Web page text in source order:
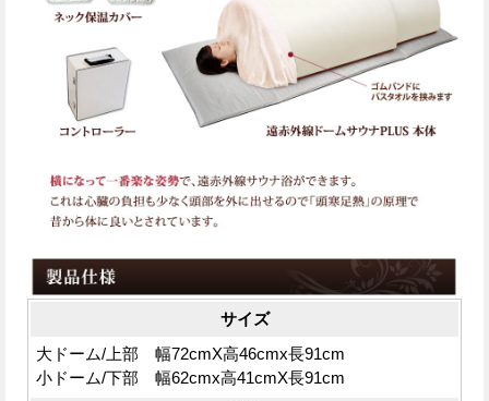
サイズ
大ドーム/上部 幅72cmX高46cmx長91cm
小ドーム/下部 幅62cmx高41cmX長91cm